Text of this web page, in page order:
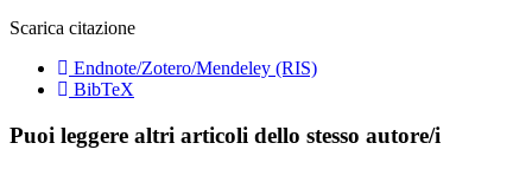
Scarica citazione
Endnote/Zotero/Mendeley (RIS)
BibTeX
Puoi leggere altri articoli dello stesso autore/i